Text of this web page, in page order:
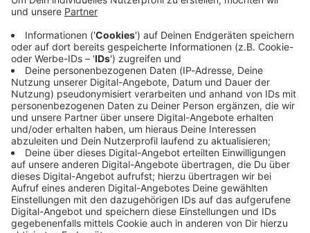
Immer auf dem Laufenden
bleiben!
Verpass' nichts mehr - mit unserem kostenlosen